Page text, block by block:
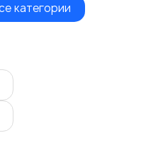
категории